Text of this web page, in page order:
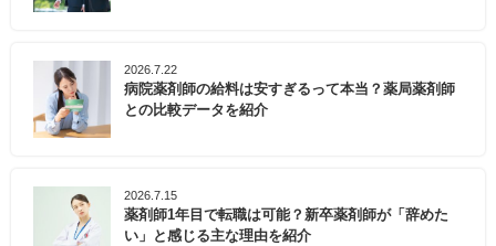
2026.7.22
病院薬剤師の給料は安すぎるって本当？薬局薬剤師
との比較データを紹介
2026.7.15
薬剤師1年目で転職は可能？新卒薬剤師が「辞めた
い」と感じる主な理由を紹介